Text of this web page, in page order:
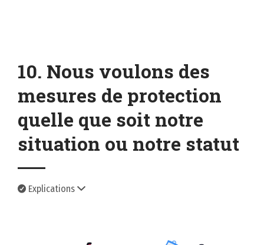
10. Nous voulons des
mesures de protection
quelle que soit notre
situation ou notre statut
Explications